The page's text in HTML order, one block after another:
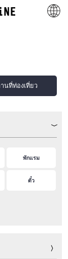
นที่ท่องเที่ยว
พักแรม
ตั๋ว